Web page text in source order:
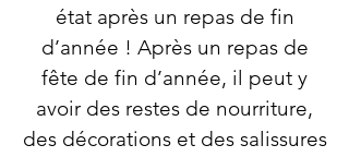
état après un repas de fin
d’année ! Après un repas de
fête de fin d’année, il peut y
avoir des restes de nourriture,
des décorations et des salissures